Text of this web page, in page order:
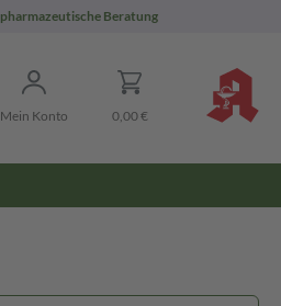
pharmazeutische Beratung
Mein Konto 0,00 €